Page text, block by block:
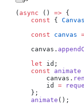
( async () => {
    const
{ Canvas
    const
canvas
    canvas.
    let
id;
    const
animate
        canvas.
        id
=
    };
    animate
();